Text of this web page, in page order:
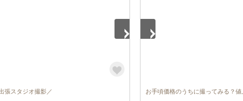
張スタジオ撮影／ お手頃価格のうちに撮ってみる？値